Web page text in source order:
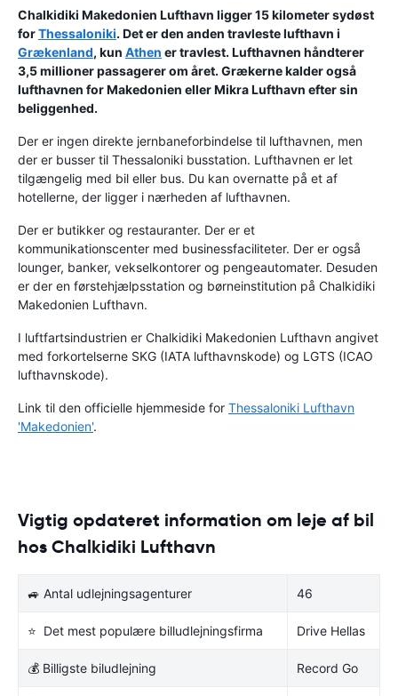
Chalkidiki Makedonien Lufthavn ligger 15 kilometer sydøst
forThessaloniki. Det er den anden travleste lufthavn i
Grækenland, kun Athen er travlest. Lufthavnen håndterer
3,5 millioner passagerer om året. Grækerne kalder også
lufthavnen for Makedonien eller Mikra Lufthavn efter sin
beliggenhed.
Der er ingen direkte jernbaneforbindelse til lufthavnen, men
der er busser til Thessaloniki busstation. Lufthavnen er let
tilgængelig med bil eller bus. Du kan overnatte på et af
hotellerne, der ligger i nærheden af lufthavnen.
Der er butikker og restauranter. Der er et
kommunikationscenter med businessfaciliteter. Der er også
lounger, banker, vekselkontorer og pengeautomater. Desuden
er der en førstehjælpsstation og børneinstitution på Chalkidiki
Makedonien Lufthavn.
I luftfartsindustrien er Chalkidiki Makedonien Lufthavn angivet
med forkortelserne SKG (IATA lufthavnskode) og LGTS (ICAO
lufthavnskode).
Link til den officielle hjemmeside for Thessaloniki Lufthavn
'Makedonien'.
Vigtig opdateret information om leje af bil
hos Chalkidiki Lufthavn
🚙 Antal udlejningsagenturer 46
⭐ Det mest populære billudlejningsfirma Drive Hellas
💰 Billigste biludlejning Record Go